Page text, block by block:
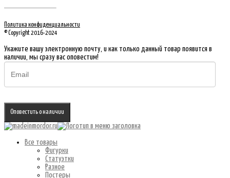
Политика конфиденциальности
© Copyright 2016-2024
Укажите вашу электронную почту, и как только данный товар появится в
наличии, мы сразу вас оповестим!
Оповестить о наличии
Все товары
Фигурки
Статуэтки
Разное
Постеры